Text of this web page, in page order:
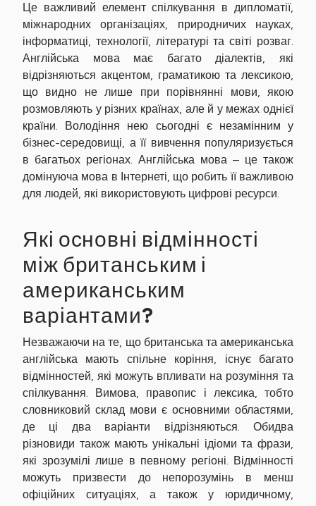
Це важливий елемент спілкування в дипломатії,
міжнародних організаціях, природничих науках,
інформатиці, технології, літературі та світі розваг.
Англійська мова має багато діалектів, які
відрізняються акцентом, граматикою та лексикою,
що видно не лише при порівнянні мови, якою
розмовляють у різних країнах, але й у межах однієї
країни. Володіння нею сьогодні є незамінним у
бізнес-середовищі, а її вивчення популяризується
в багатьох регіонах. Англійська мова – це також
домінуюча мова в Інтернеті, що робить її важливою
для людей, які використовують цифрові ресурси.
Які основні відмінності
між британським і
американським
варіантами?
Незважаючи на те, що британська та американська
англійська мають спільне коріння, існує багато
відмінностей, які можуть впливати на розуміння та
спілкування. Вимова, правопис і лексика, тобто
словниковий склад мови є основними областями,
де ці два варіанти відрізняються. Обидва
різновиди також мають унікальні ідіоми та фрази,
які зрозумілі лише в певному регіоні. Відмінності
можуть призвести до непорозумінь в менш
офіційних ситуаціях, а також у юридичному,